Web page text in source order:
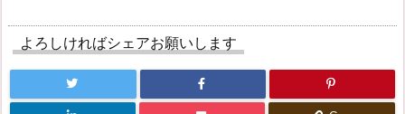
よろしければシェアお願いします